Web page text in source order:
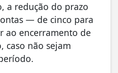
a redução do prazo
— de cinco para
ao encerramento de
caso não sejam